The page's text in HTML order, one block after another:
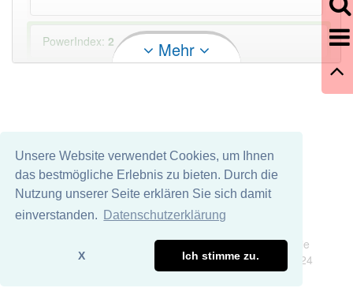
Unsere Website verwendet Cookies, um Ihnen
das bestmögliche Erlebnis zu bieten. Durch die
Nutzung unserer Seite erklären Sie sich damit
einverstanden.
Datenschutzerklärung
X Ich stimme zu.
PowerIndex: 2
Wörter mit Endung -reformationszeitalter aber mit
einem anderen Artikeldas: 0
98% unserer Spielapp-Nutzer haben den Artikel
Mehr
Wir übernehmen keine Garantie und keine Haftung für die
Richtigkeit und Vollständigkeit dieser Seite. DDDEasy 2024